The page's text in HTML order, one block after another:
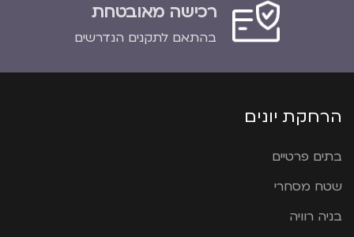
רכישה מאובטחת
בהתאם לתקנים הנדרשים
הרחקת יונים
בתים פרטיים
שטח מסחרי
בניה רוויה